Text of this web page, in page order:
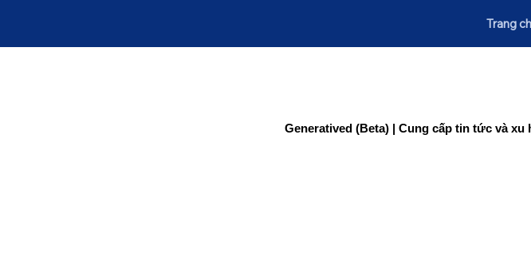
Trang
Generatived (Beta) | Cung cấp tin tức và